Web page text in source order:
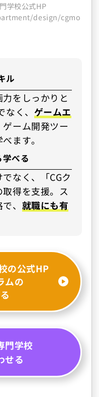
学校公式HP
design/cgmo
ル
をしっかりと
く、 ゲームエ
ゲーム開発ツー
ます。
べる
なく、「CGク
得を支援。ス
、 就職にも有
の公式HP
ムの
門学校
せる